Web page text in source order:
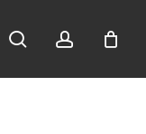
search account